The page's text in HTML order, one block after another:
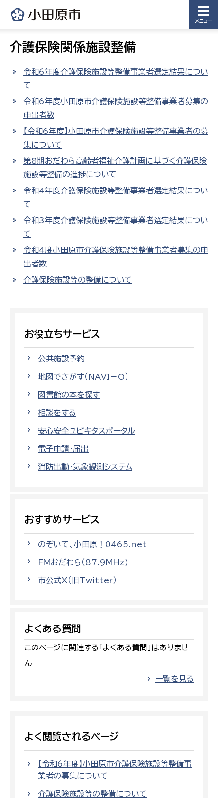
メニュー
介護保険関係施設整備
令和6年度介護保険施設等整備事業者選定結果につい
て
令和6年度小田原市介護保険施設等整備事業者募集の
申出者数
【令和6年度】小田原市介護保険施設等整備事業者の募
集について
第8期おだわら高齢者福祉介護計画に基づく介護保険
施設等整備の進捗について
令和4年度介護保険施設等整備事業者選定結果につい
て
令和3年度介護保険施設等整備事業者選定結果につい
て
令和4度小田原市介護保険施設等整備事業者募集の申
出者数
介護保険施設等の整備について
お役立ちサービス
公共施設予約
地図でさがす（NAVI－O）
図書館の本を探す
相談をする
安心安全ユビキタスポータル
電子申請・届出
消防出動・気象観測システム
おすすめサービス
のぞいて、小田原！0465.net
FMおだわら（87.9MHz)
市公式X（旧Twitter）
よくある質問
このページに関連する「よくある質問」はありませ
ん
一覧を見る
よく閲覧されるページ
【令和6年度】小田原市介護保険施設等整備事
業者の募集について
介護保険施設等の整備について